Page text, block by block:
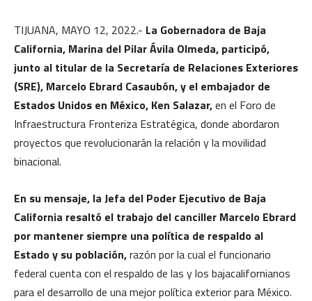
TIJUANA, MAYO 12, 2022.- La Gobernadora de Baja
California, Marina del Pilar Ávila Olmeda, participó,
junto al titular de la Secretaría de Relaciones Exteriores
(SRE), Marcelo Ebrard Casaubón, y el embajador de
Estados Unidos en México, Ken Salazar,en el Foro de
Infraestructura Fronteriza Estratégica, donde abordaron
proyectos que revolucionarán la relación y la movilidad
binacional.
En su mensaje, la Jefa del Poder Ejecutivo de Baja
California resaltó el trabajo del canciller Marcelo Ebrard
por mantener siempre una política de respaldo al
Estado y su población,razón por la cual el funcionario
federal cuenta con el respaldo de las y los bajacalifornianos
para el desarrollo de una mejor política exterior para México.